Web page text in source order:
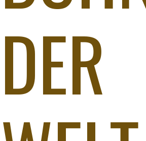
DER